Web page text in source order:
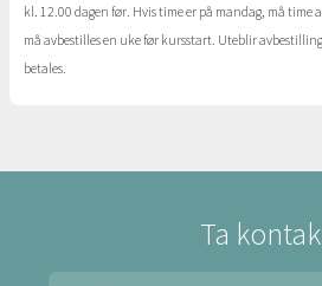
kl. 12.00 dagen før. Hvis time er på mandag, må time
må avbestilles en uke før kursstart. Uteblir
betales.
Ta